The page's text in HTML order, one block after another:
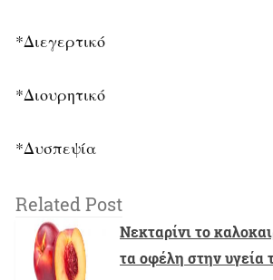
*Διεγερτικό
*Διουρητικό
*Δυσπεψία
Related Post
Νεκταρίνι το
τα οφέλη στην υγεία